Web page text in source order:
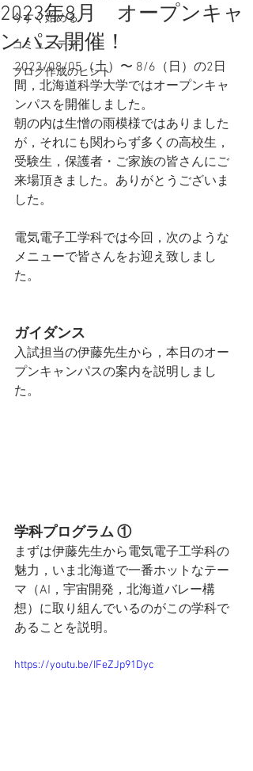
今すぐ始める
コミュニティ
ブログ作成のヒント
2023年8月 オープンキャ
ンパス開催！
2023/08/05（土）〜 8/6（日）の2日
間，北海道科学大学ではオープンキャ
ンパスを開催しました。
朝の内は生憎の雨模様ではありました
が，それにも関わらず多くの高校生，
受験生，保護者・ご家族の皆さんにご
来場頂きました。ありがとうございま
した。
電気電子工学科では今回，次のような
メニューで皆さんをお迎え致しまし
た。
ガイダンス
入試担当の伊藤先生から，本日のオー
プンキャンパスの案内を説明しまし
た。
学科プログラム ①
まずは伊藤先生から電気電子工学科の
魅力，いま北海道で一番ホットなテー
マ（AI，宇宙開発，北海道バレー構
想）に取り組んでいるのがこの学科で
あることを説明。
https://youtu.be/IFeZJp91Dyc